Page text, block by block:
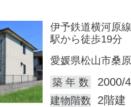
伊予鉄道横河原
駅から徒歩19分
愛媛県松山市桑原
築 年 数
2000/
建物階数 2階建